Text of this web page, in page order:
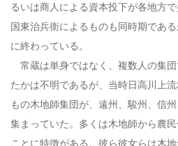
るいは商人による資本投下が各地方
国東治兵衛によるものも同時期であ
に終わっている。
常蔵は単身ではなく、複数人の集
たかは不明であるが、当時日高川上
もの木地師集団が、遠州、駿州、信
集まっていた。多くは木地師から農
ことに特徴がある。彼ら彼女らは木